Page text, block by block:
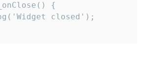
{
closed');